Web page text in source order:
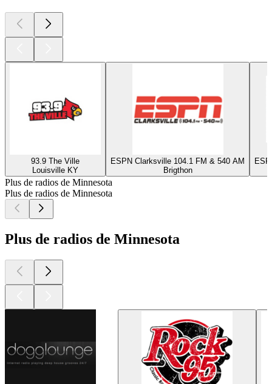
93.9 The Ville
Louisville KY
ESPN Clarksville 104.1 FM & 540 AM
Brigthon
Plus de radios de Minnesota
Plus de radios de Minnesota
Plus de radios de Minnesota